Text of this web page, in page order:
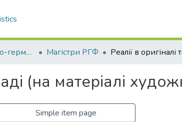
Факультет романо-германської філології Магістри РГФ
(на матеріалі
Simple item page